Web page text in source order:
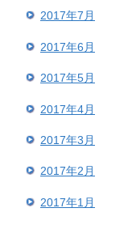
2017年7月
2017年6月
2017年5月
2017年4月
2017年3月
2017年2月
2017年1月